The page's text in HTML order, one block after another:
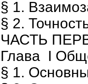
§ 1.
§ 2.
ЧАСТЬ
Глава I
§ 1.